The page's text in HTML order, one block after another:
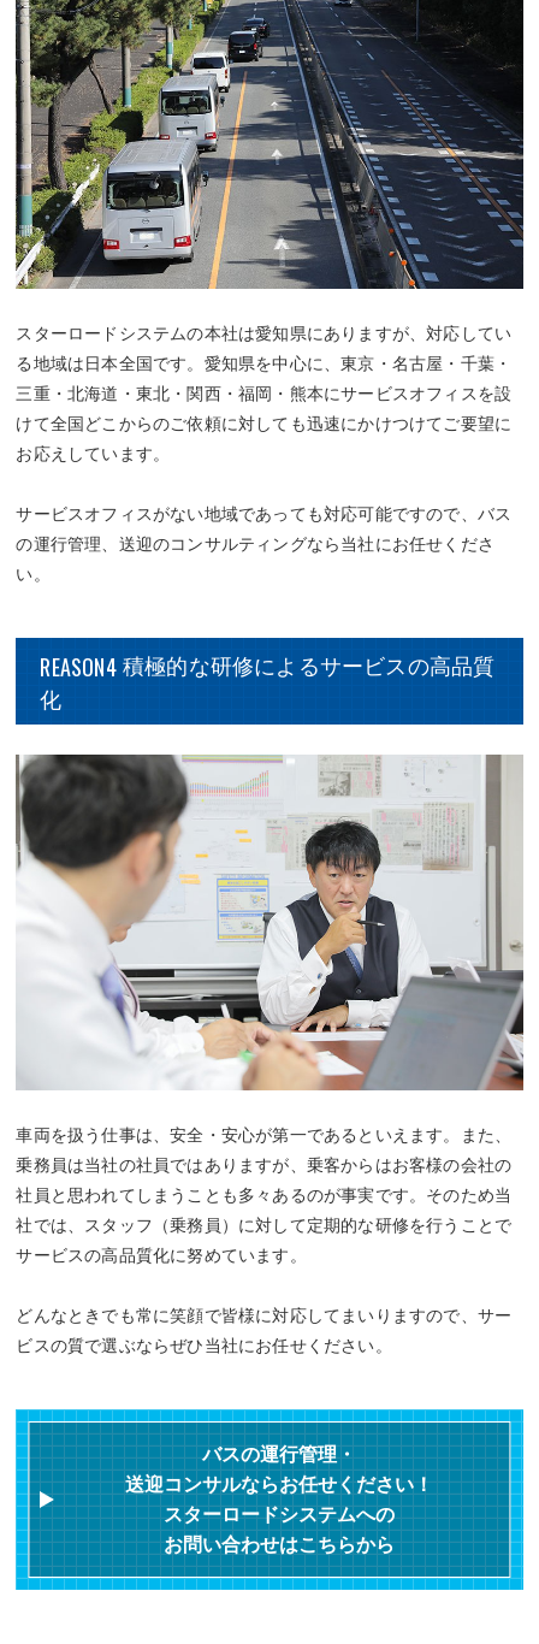
スターロードシステムの本社は愛知県にありますが、対応してい
る地域は日本全国です。愛知県を中心に、東京・名古屋・千葉・
三重・北海道・東北・関西・福岡・熊本にサービスオフィスを設
けて全国どこからのご依頼に対しても迅速にかけつけてご要望に
お応えしています。
サービスオフィスがない地域であっても対応可能ですので、バス
の運行管理、送迎のコンサルティングなら当社にお任せくださ
い。
REASON4積極的な研修によるサービスの高品質
化
車両を扱う仕事は、安全・安心が第一であるといえます。また、
乗務員は当社の社員ではありますが、乗客からはお客様の会社の
社員と思われてしまうことも多々あるのが事実です。そのため当
社では、スタッフ（乗務員）に対して定期的な研修を行うことで
サービスの高品質化に努めています。
どんなときでも常に笑顔で皆様に対応してまいりますので、サー
ビスの質で選ぶならぜひ当社にお任せください。
バスの運行管理・
送迎コンサルならお任せください！
スターロードシステムへの
お問い合わせはこちらから